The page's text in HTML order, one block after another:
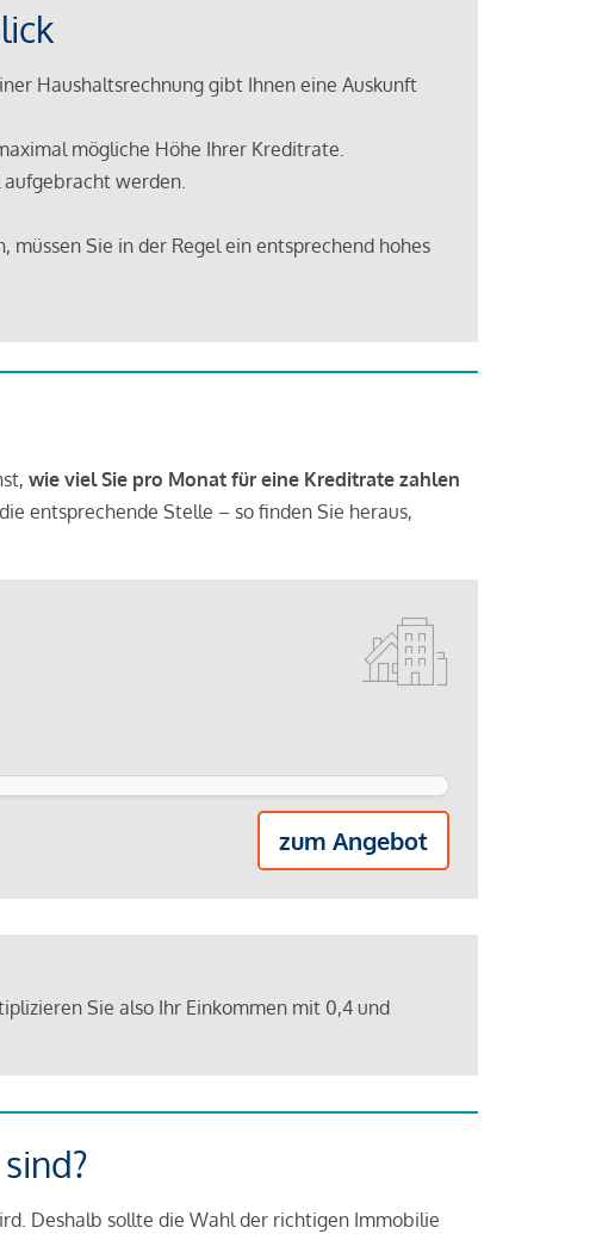
Haushaltsrechnung gibt Ihnen eine Auskunft
mögliche Höhe Ihrer Kreditrate.
werden.
Sie in der Regel ein entsprechend hohes
wie viel Sie pro Monat für eine Kreditrate zahlen
entsprechende Stelle – so finden Sie heraus,
zum Angebot
Sie also Ihr Einkommen mit 0,4 und
Deshalb sollte die Wahl der richtigen Immobilie